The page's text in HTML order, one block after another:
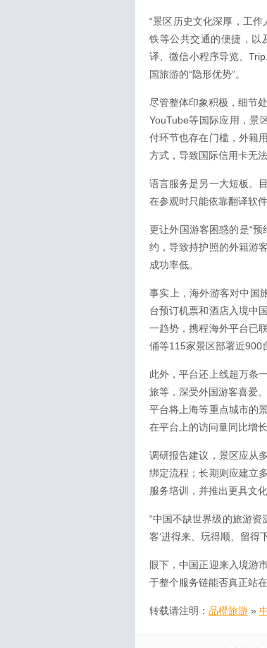
“景区历史文化深厚，工
铁等公共交通的便捷，以
译、微信小程序导览、
国旅游的“隐形优势”。
尽管整体印象积极，细节
YouTube等国际应用，景
付环节也存在门槛，外籍
方式，导致国际信用卡无法
语言服务是另一大短板。
在参观时只能依靠翻译软
更让外国游客困惑的是“
约，导致持护照的外籍游
成功率低。
事实上，海外游客对中国
台预订机票和酒店入境中
一趋势，携程海外平台已
俑等115家景区部署近900
此外，平台还上线超万条
旅等，深受外国游客喜爱
平台将上海等重点城市的
在平台上的访问量同比增长
调研报告建议，景区应从
绑定流程；长期则应建立
服务培训，并推出更具文
“中国不缺世界级的旅游资
客‘进得来、玩得顺、留得
眼下，中国正迎来入境游
于整个服务链能否真正站
转载请注明： 品橙旅游 »